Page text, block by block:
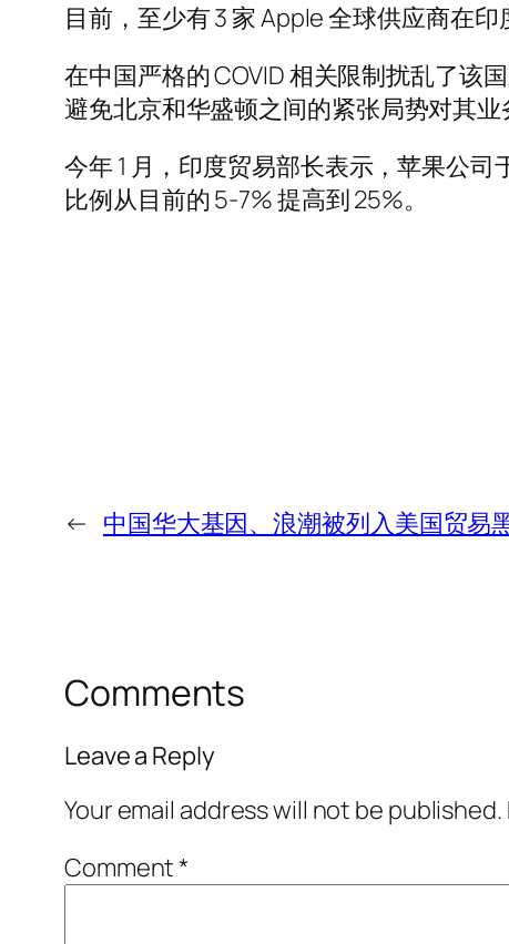
目前，至少有 3 家 Apple 全球供应商在
在中国严格的 COVID 相关限制扰乱了该
避免北京和华盛顿之间的紧张局势对其
今年 1 月，印度贸易部长表示，苹果公
比例从目前的 5-7% 提高到 25%。
← 中国华大基因、浪潮被列入美国贸易
Comments
Leave a Reply
Your email address will not be published.
Comment*